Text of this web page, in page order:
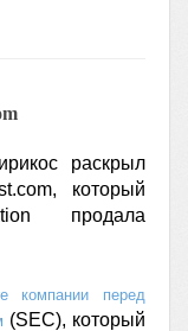
раскрыл
который
продала
компании перед
(SEC), который